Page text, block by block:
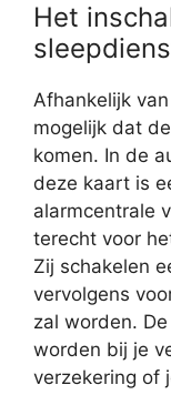
Het
Afhankelijk
mogelijk dat
komen. In de
deze kaart is
alarmcentrale
terecht voor
Zij schakelen
vervolgens
zal worden.
worden bij je
verzekering of